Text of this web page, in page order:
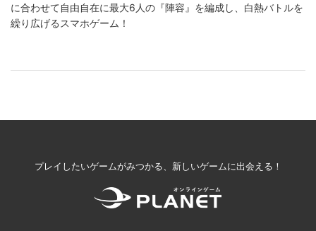
に合わせて自由自在に最大6人の『陣容』を編成し、白熱バトルを
繰り広げるスマホゲーム！
プレイしたいゲームがみつかる、新しいゲームに出会える！